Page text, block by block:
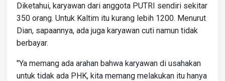
Diketahui, karyawan dari anggota PUTRI sendiri sekitar
350 orang. Untuk Kaltim itu kurang lebih 1200. Menurut
Dian, sapaannya, ada juga karyawan cuti namun tidak
berbayar.
"Ya memang ada arahan bahwa karyawan di usahakan
untuk tidak ada PHK, kita memang melakukan itu hanya